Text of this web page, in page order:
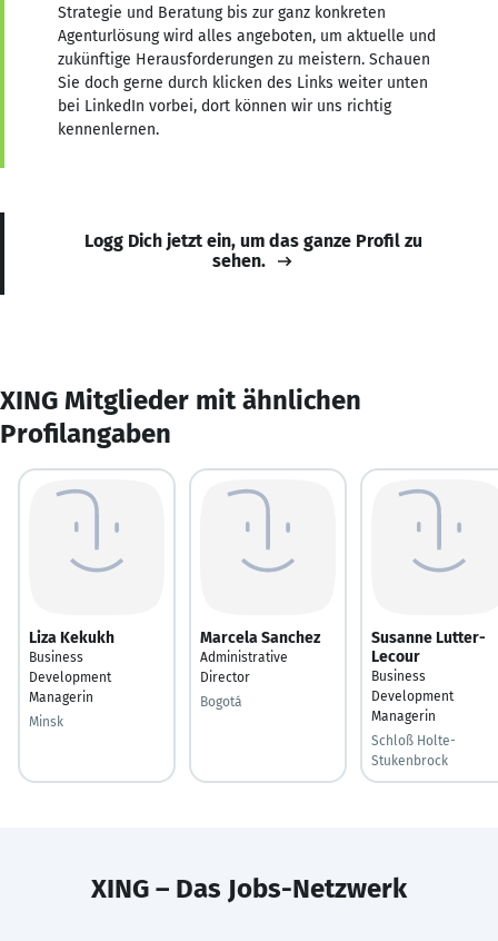
Strategie und Beratung bis zur ganz konkreten
Agenturlösung wird alles angeboten, um aktuelle und
zukünftige Herausforderungen zu meistern. Schauen
Sie doch gerne durch klicken des Links weiter unten
bei LinkedIn vorbei, dort können wir uns richtig
kennenlernen.
Logg Dich jetzt ein, um das ganze Profil zu
sehen.
XING Mitglieder mit ähnlichen
Profilangaben
Liza Kekukh
Business
Development
Managerin
Minsk
Marcela Sanchez
Administrative
Director
Bogotá
Susanne Lutter-
Lecour
Business
Development
Managerin
Schloß Holte-
Stukenbrock
XING – Das Jobs-Netzwerk